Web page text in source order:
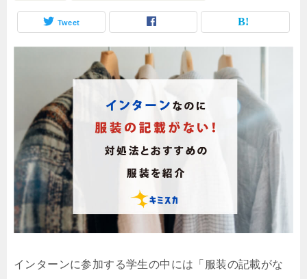
Tweet
インターンに参加する学生の中には「服装の記載がな